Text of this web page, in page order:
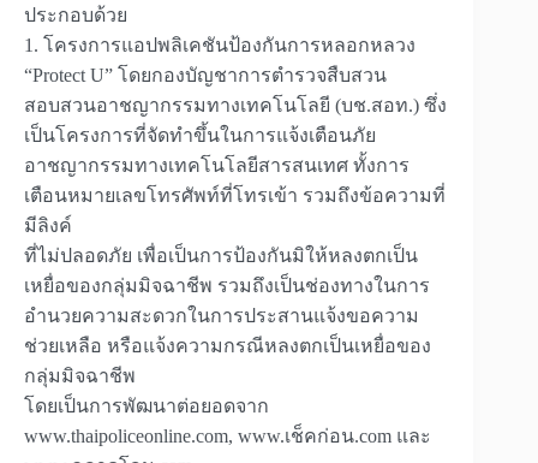
ประกอบด้วย
1. โครงการแอปพลิเคชันป้องกันการหลอกหลวง
“Protect U” โดยกองบัญชาการตำรวจสืบสวน
สอบสวนอาชญากรรมทางเทคโนโลยี (บช.สอท.) ซึ่ง
เป็นโครงการที่จัดทำขึ้นในการแจ้งเตือนภัย
อาชญากรรมทางเทคโนโลยีสารสนเทศ ทั้งการ
เตือนหมายเลขโทรศัพท์ที่โทรเข้า รวมถึงข้อความที่
มีลิงค์
ที่ไม่ปลอดภัย เพื่อเป็นการป้องกันมิให้หลงตกเป็น
เหยื่อของกลุ่มมิจฉาชีพ รวมถึงเป็นช่องทางในการ
อำนวยความสะดวกในการประสานแจ้งขอความ
ช่วยเหลือ หรือแจ้งความกรณีหลงตกเป็นเหยื่อของ
กลุ่มมิจฉาชีพ
โดยเป็นการพัฒนาต่อยอดจาก
www.thaipoliceonline.com, www.เช็คก่อน.com และ